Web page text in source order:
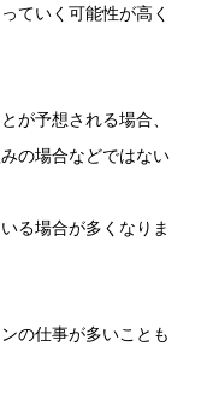
ていく可能性が高く
が予想される場合、
の場合などではない
る場合が多くなりま
の仕事が多いことも